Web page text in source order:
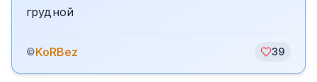
грудной
©KoRBez 39